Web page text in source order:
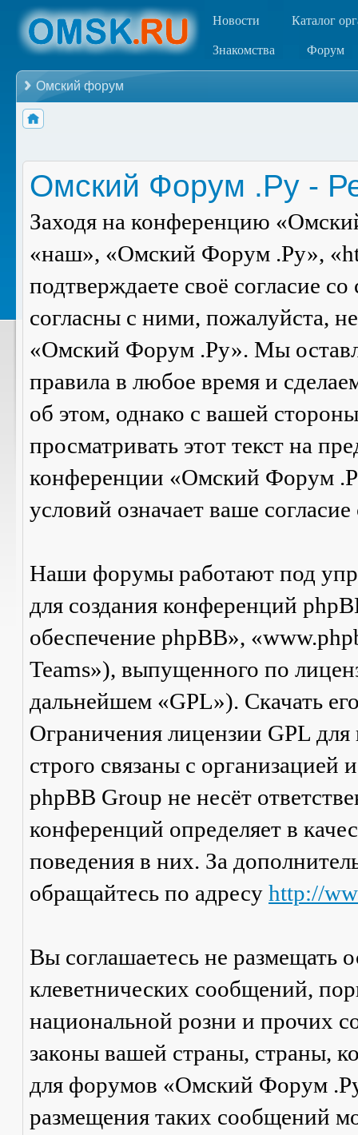
Новости Каталог
Знакомства Форум
Омский форум
Омский Форум .Ру -
Заходя на конференцию
«наш», «Омский Форум .Ру»,
подтверждаете своё согласие
согласны с ними, пожалуйста,
«Омский Форум .Ру». Мы
правила в любое время и
об этом, однако с вашей
просматривать этот текст на
конференции «Омский Форум
условий означает ваше
Наши форумы работают под
для создания конференций
обеспечение phpBB»,
Teams»), выпущенного по
дальнейшем «GPL»). Скачать
Ограничения лицензии GPL
строго связаны с
phpBB Group не несёт
конференций определяет в
поведения в них. За
обращайтесь по адресу http://
Вы соглашаетесь не размещать
клеветнических сообщений,
национальной розни и прочих
законы вашей страны, страны,
для форумов «Омский Форум
размещения таких сообщений